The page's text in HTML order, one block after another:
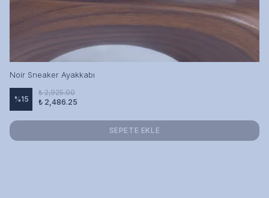
Noir Sneaker Ayakkabı
%15
₺ 2,925.00
₺ 2,486.25
SEPETE EKLE